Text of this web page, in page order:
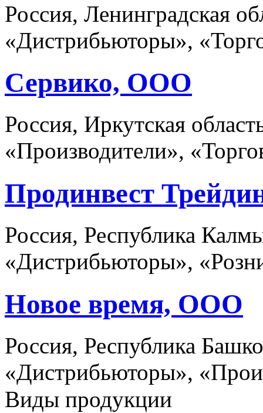
Россия, Ленинградская
«Дистрибьюторы»,
Сервико, ООО
Россия, Иркутская
«Производители»,
Продинвест
Россия, Республика
«Дистрибьюторы»,
Новое время, ООО
Россия, Республика
«Дистрибьюторы»,
Виды продукции